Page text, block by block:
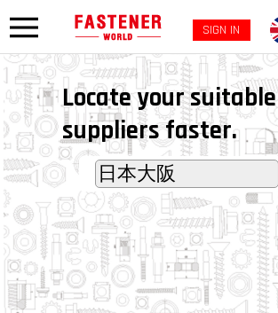
SIGN IN
Locate your suitable
suppliers faster.